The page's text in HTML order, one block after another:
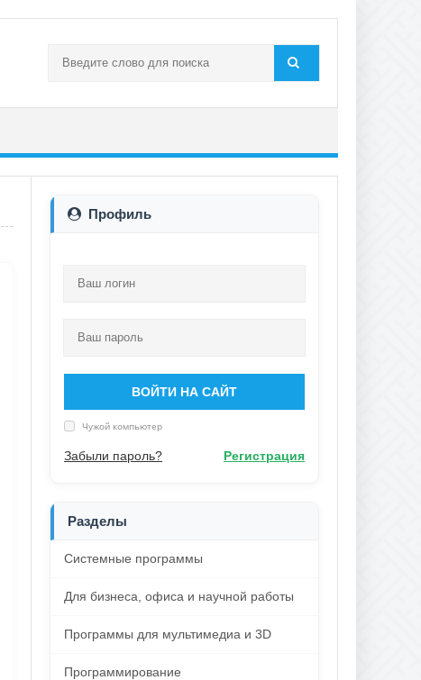
Профиль
ВОЙТИ НА САЙТ
Чужой компьютер
Забыли пароль? Регистрация
Разделы
Системные программы
Для бизнеса, офиса и научной работы
Программы для мультимедиа и 3D
Программирование